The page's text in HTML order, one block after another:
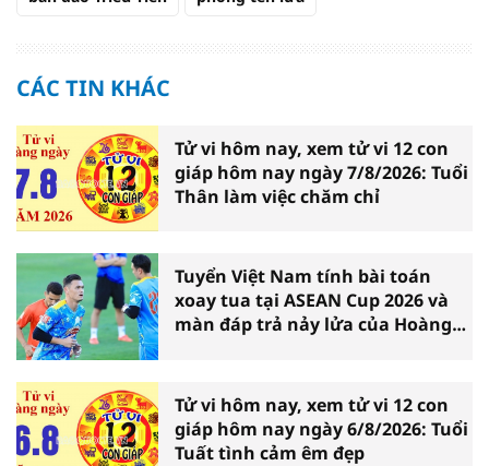
CÁC TIN KHÁC
Tử vi hôm nay, xem tử vi 12 con
giáp hôm nay ngày 7/8/2026: Tuổi
Thân làm việc chăm chỉ
Tuyển Việt Nam tính bài toán
xoay tua tại ASEAN Cup 2026 và
màn đáp trả nảy lửa của Hoàng
Tử vi hôm nay, xem tử vi 12 con
giáp hôm nay ngày 6/8/2026: Tuổi
Tuất tình cảm êm đẹp